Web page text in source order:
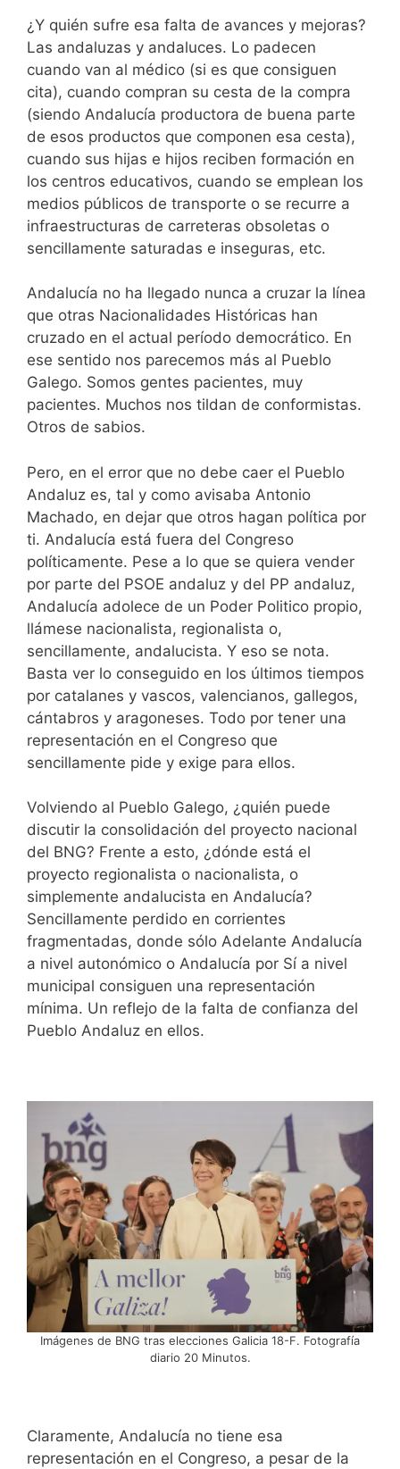
¿Y quién sufre esa falta de avances y mejoras?
Las andaluzas y andaluces. Lo padecen
cuando van al médico (si es que consiguen
cita), cuando compran su cesta de la compra
(siendo Andalucía productora de buena parte
de esos productos que componen esa cesta),
cuando sus hijas e hijos reciben formación en
los centros educativos, cuando se emplean los
medios públicos de transporte o se recurre a
infraestructuras de carreteras obsoletas o
sencillamente saturadas e inseguras, etc.
Andalucía no ha llegado nunca a cruzar la línea
que otras Nacionalidades Históricas han
cruzado en el actual período democrático. En
ese sentido nos parecemos más al Pueblo
Galego. Somos gentes pacientes, muy
pacientes. Muchos nos tildan de conformistas.
Otros de sabios.
Pero, en el error que no debe caer el Pueblo
Andaluz es, tal y como avisaba Antonio
Machado, en dejar que otros hagan política por
ti. Andalucía está fuera del Congreso
políticamente. Pese a lo que se quiera vender
por parte del PSOE andaluz y del PP andaluz,
Andalucía adolece de un Poder Politico propio,
llámese nacionalista, regionalista o,
sencillamente, andalucista. Y eso se nota.
Basta ver lo conseguido en los últimos tiempos
por catalanes y vascos, valencianos, gallegos,
cántabros y aragoneses. Todo por tener una
representación en el Congreso que
sencillamente pide y exige para ellos.
Volviendo al Pueblo Galego, ¿quién puede
discutir la consolidación del proyecto nacional
del BNG? Frente a esto, ¿dónde está el
proyecto regionalista o nacionalista, o
simplemente andalucista en Andalucía?
Sencillamente perdido en corrientes
fragmentadas, donde sólo Adelante Andalucía
a nivel autonómico o Andalucía por Sí a nivel
municipal consiguen una representación
mínima. Un reflejo de la falta de confianza del
Pueblo Andaluz en ellos.
Imágenes de BNG tras elecciones Galicia 18-F. Fotografía
diario 20 Minutos.
Claramente, Andalucía no tiene esa
representación en el Congreso, a pesar de la